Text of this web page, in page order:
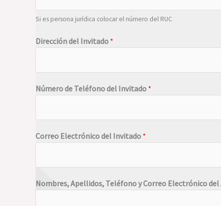
Si es persona jurídica colocar el número del RUC
Dirección del Invitado *
Número de Teléfono del Invitado *
Correo Electrónico del Invitado *
Nombres, Apellidos, Teléfono y Correo Electrónico